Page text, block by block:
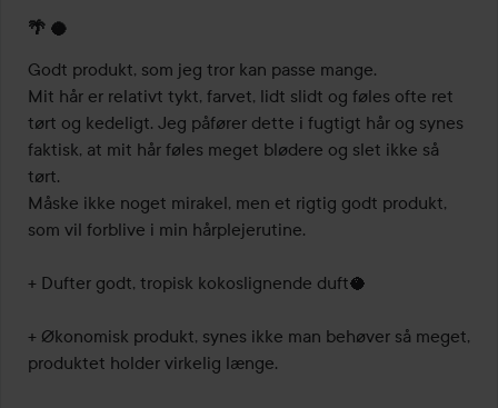
4
ud
af
5
🌴 🥥
Godt produkt, som jeg tror kan passe mange.
Mit hår er relativt tykt, farvet, lidt slidt og føles ofte ret
tørt og kedeligt. Jeg påfører dette i fugtigt hår og synes
faktisk, at mit hår føles meget blødere og slet ikke så
tørt.
Måske ikke noget mirakel, men et rigtig godt produkt,
som vil forblive i min hårplejerutine.
+ Dufter godt, tropisk kokoslignende duft🥥
+ Økonomisk produkt, synes ikke man behøver så meget,
produktet holder virkelig længe.